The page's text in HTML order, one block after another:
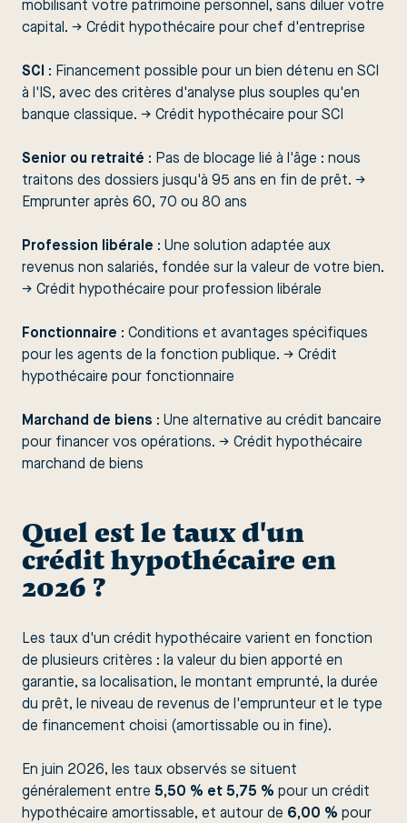
mobilisant votre patrimoine personnel, sans diluer votre
capital. → Crédit hypothécaire pour chef d'entreprise
SCI
: Financement possible pour un bien détenu en SCI
à l'IS, avec des critères d'analyse plus souples qu'en
banque classique. → Crédit hypothécaire pour SCI
Senior ou retraité : Pas de blocage lié à l'âge : nous
traitons des dossiers jusqu'à 95 ans en fin de prêt. →
Emprunter après 60, 70 ou 80 ans
Profession libérale : Une solution adaptée aux
revenus non salariés, fondée sur la valeur de votre bien.
→ Crédit hypothécaire pour profession libérale
Fonctionnaire : Conditions et avantages spécifiques
pour les agents de la fonction publique. → Crédit
hypothécaire pour fonctionnaire
Marchand de biens : Une alternative au crédit bancaire
pour financer vos opérations. → Crédit hypothécaire
marchand de biens
Quel est le taux d'un
crédit hypothécaire en
2026 ?
Les taux d'un crédit hypothécaire varient en fonction
de plusieurs critères : la valeur du bien apporté en
garantie, sa localisation, le montant emprunté, la durée
du prêt, le niveau de revenus de l'emprunteur et le type
de financement choisi (amortissable ou in fine).
En juin 2026, les taux observés se situent
généralement entre 5,50 % et 5,75 % pour un crédit
hypothécaire amortissable, et autour de 6,00 % pour